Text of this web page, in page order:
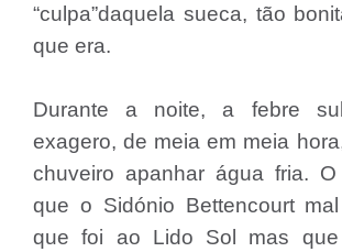
“culpa”daquela sueca, tão
que era.
Durante a noite, a febre
exagero, de meia em meia
chuveiro apanhar água fria.
que o Sidónio Bettencourt
que foi ao Lido Sol mas que